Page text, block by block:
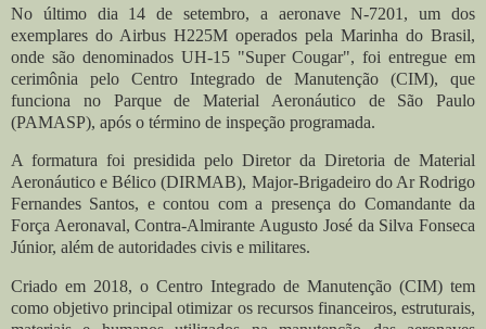
No último dia 14 de setembro, a aeronave N-7201, um dos
exemplares do Airbus H225M operados pela Marinha do Brasil,
onde são denominados UH-15 "Super Cougar", foi entregue em
cerimônia pelo Centro Integrado de Manutenção (CIM), que
funciona no Parque de Material Aeronáutico de São Paulo
(PAMASP), após o término de inspeção programada.
A formatura foi presidida pelo Diretor da Diretoria de Material
Aeronáutico e Bélico (DIRMAB), Major-Brigadeiro do Ar Rodrigo
Fernandes Santos, e contou com a presença do Comandante da
Força Aeronaval, Contra-Almirante Augusto José da Silva Fonseca
Júnior, além de autoridades civis e militares.
Criado em 2018, o Centro Integrado de Manutenção (CIM) tem
como objetivo principal otimizar os recursos financeiros, estruturais,